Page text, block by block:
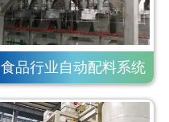
食品行业自动配料系统